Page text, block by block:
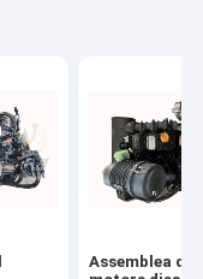
Assemblea del